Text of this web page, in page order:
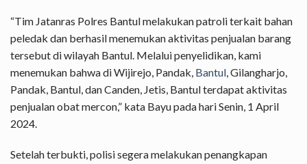
“Tim Jatanras Polres Bantul melakukan patroli terkait bahan
peledak dan berhasil menemukan aktivitas penjualan barang
tersebut di wilayah Bantul. Melalui penyelidikan, kami
menemukan bahwa di Wijirejo, Pandak, Bantul , Gilangharjo,
Pandak, Bantul, dan Canden, Jetis, Bantul terdapat aktivitas
penjualan obat mercon,” kata Bayu pada hari Senin, 1 April
2024.
Setelah terbukti, polisi segera melakukan penangkapan